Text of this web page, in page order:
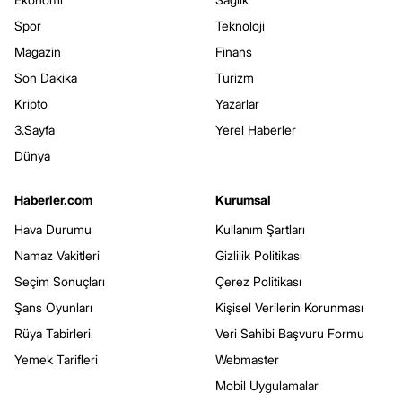
Spor
Magazin
Son Dakika
Kripto
3.Sayfa
Dünya
Teknoloji
Finans
Turizm
Yazarlar
Yerel Haberler
Haberler.com
Hava Durumu
Namaz Vakitleri
Seçim Sonuçları
Şans Oyunları
Rüya Tabirleri
Yemek Tarifleri
Kurumsal
Kullanım Şartları
Gizlilik Politikası
Çerez Politikası
Kişisel Verilerin Korunması
Veri Sahibi Başvuru Formu
Webmaster
Mobil Uygulamalar